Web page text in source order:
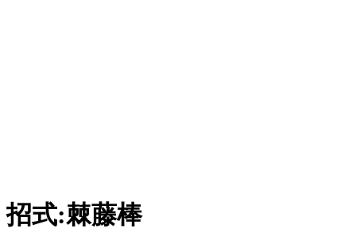
招式:棘藤棒